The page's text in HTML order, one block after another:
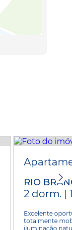
RIO
2 dorm. |
Excelente
totalmente
iluminação